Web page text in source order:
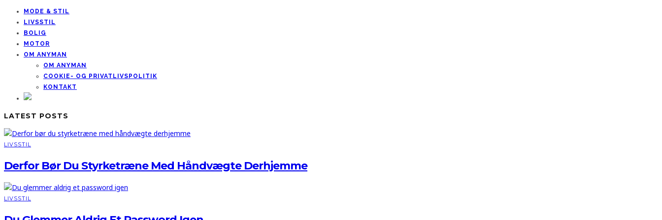
MODE & STIL
LIVSSTIL
BOLIG
MOTOR
OM ANYMAN
OM ANYMAN
COOKIE- OG PRIVATLIVSPOLITIK
KONTAKT
LATEST POSTS
LIVSSTIL
Derfor Bør Du Styrketræne Med Håndvægte Derhjemme
LIVSSTIL